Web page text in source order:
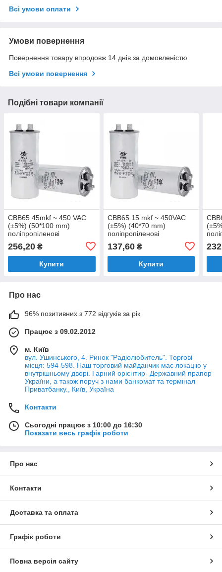
Всі умови оплати
Умови повернення
Повернення товару впродовж 14 днів за домовленістю
Всі умови повернення
Подібні товари компанії
CBB65 45mkf ~ 450 VAC
(±5%) (50*100 mm)
поліпропіленові
Алюмінієвий корпус,
клеми
256,20 ₴
Купити
CBB65 15 mkf ~ 450VAC
(±5%) (40*70 mm)
поліпропіленові
Алюмінієвий корпус,
клеми
137,60₴
Купити
Про нас
96% позитивних з 772 відгуків за рік
Працює з 09.02.2012
м. Київ
вул. Ушинського, 4. Ринок "Радіолюбитель". Торгові
місця: 594-598. Наш торговий майданчик має локацію у
внутрішньому дворі. Гарний орієнтир- Державний прапор
України, а також поруч з нами банкомат та термінал
Приватбанку., Київ, Україна
Контакти
Сьогодні працює з 10:00 до 16:30
Показати весь графік роботи
Про нас
Контакти
Доставка та оплата
Графік роботи
Повна версія сайту